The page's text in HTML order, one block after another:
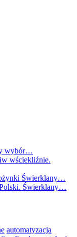
wybór…
wściekliźnie.
Świerklany…
Świerklany…
automatyzacja